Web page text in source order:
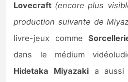
Lovecraft (encore plus
production suivante de
livre-jeux comme
dans le médium
Hidetaka Miyazakia aussi